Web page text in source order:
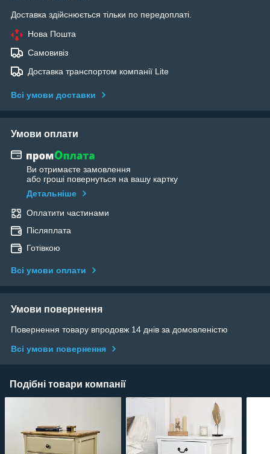
Доставка здійснюється тільки по передоплаті.
Нова Пошта
Самовивіз
Доставка транспортом компанії Lite
Всі умови доставки
Умови оплати
Ви отримаєте замовлення
або гроші повернуться на вашу картку
Детальніше
Оплатити частинами
Післяплата
Готівкою
Всі умови оплати
Умови повернення
Повернення товару впродовж 14 днів за домовленістю
Всі умови повернення
Подібні товари компанії